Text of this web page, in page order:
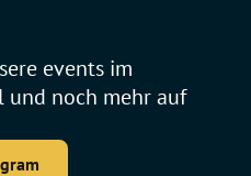
events im
noch mehr auf